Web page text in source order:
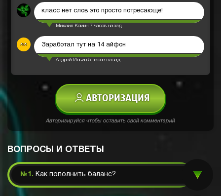
класс нет слов это просто потресающе!
Михаил Комин 7 часов назад
Заработал тут на 14 айфон
Андрей Ильин 5 часов назад
АВТОРИЗАЦИЯ
Авторизируйся чтобы оставить свой комментарий
ВОПРОСЫ И ОТВЕТЫ
№1. Как пополнить баланс?